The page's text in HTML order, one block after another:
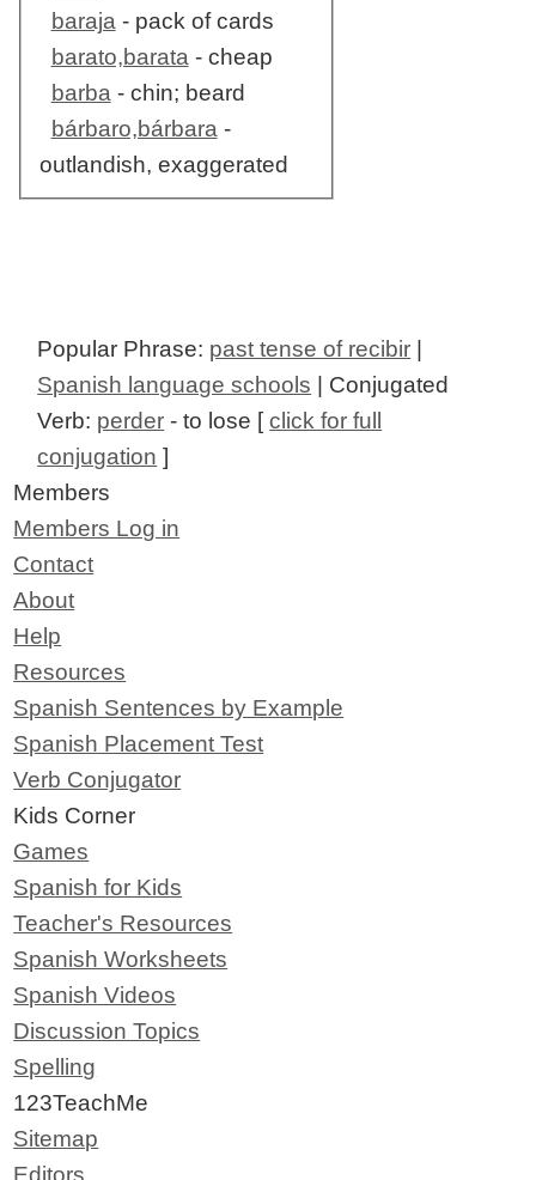
baraja - pack of cards
barato,barata - cheap
barba - chin; beard
bárbaro,bárbara -
outlandish, exaggerated
Popular Phrase: past tense of recibir
Spanish language schools | Conjugated
Verb: perder - to lose [click for full
conjugation ]
Members
Members Log in
Contact
About
Help
Resources
Spanish Sentences by Example
Spanish Placement Test
Verb Conjugator
Kids Corner
Games
Spanish for Kids
Teacher's Resources
Spanish Worksheets
Spanish Videos
Discussion Topics
Spelling
123TeachMe
Sitemap
Editors